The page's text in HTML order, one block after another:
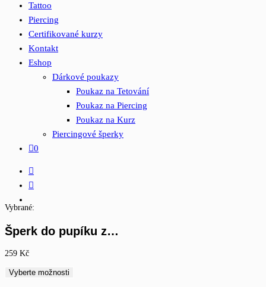
Tattoo
Piercing
Certifikované kurzy
Kontakt
Eshop
Dárkové poukazy
Poukaz na Tetování
Poukaz na Piercing
Poukaz na Kurz
Piercingové šperky
0
Vybrané:
Šperk do pupíku z…
259 Kč
Vyberte možnosti